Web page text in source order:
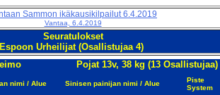
Sammon ikäkausikilpailut 6.4.2019
Vantaa, 6.4.2019
Seuratulokset
Espoon Urheilijat (Osallistujaa 4)
Pojat 13v, 38 kg (13 Osallistujaa)
nimi / Alue Sinisen painijan nimi / Alue
Piste
System